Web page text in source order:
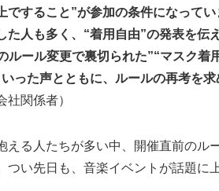
ですること”が参加の条件になって
た人も多く、“着用自由”の発表を伝
ルール変更で裏切られた”“マスク着
った声とともに、ルールの再考を
社関係者）
る人たちが多い中、開催直前のル
つい先日も、音楽イベントが話題に